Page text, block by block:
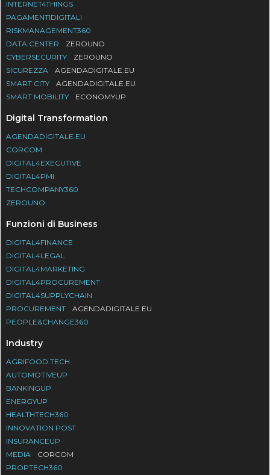
INTERNET4THINGS
PAGAMENTIDIGITALI
RISKMANAGEMENT360
DATA CENTER
ZEROUNO
CYBERSECURITY
ZEROUNO
SICUREZZA
AGENDADIGITALE.EU
SMART CITY
AGENDADIGITALE.EU
SMART MOBILITY
ECONOMYUP
Digital Transformation
AGENDADIGITALE.EU
CORCOM
DIGITAL4EXECUTIVE
DIGITAL4PMI
TECHCOMPANY360
ZEROUNO
Funzioni di Business
DIGITAL4FINANCE
DIGITAL4LEGAL
DIGITAL4MARKETING
DIGITAL4PROCUREMENT
DIGITAL4SUPPLYCHAIN
PROCUREMENT
AGENDADIGITALE.EU
PEOPLE&CHANGE360
Industry
AGRIFOOD.TECH
AUTOMOTIVEUP
BANKINGUP
ENERGYUP
HEALTHTECH360
INNOVATION POST
INSURANCEUP
MEDIA
CORCOM
PROPTECH360